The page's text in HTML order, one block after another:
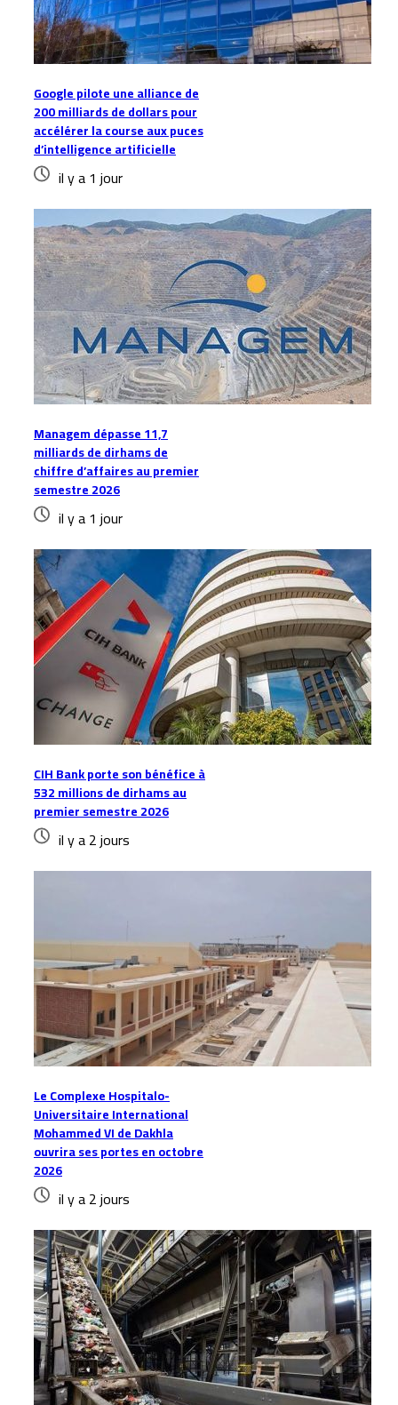
Google pilote une alliance de
200 milliards de dollars pour
accélérer la course aux puces
d’intelligence artificielle
il y a 1 jour
Managem dépasse 11,7
milliards de dirhams de
chiffre d’affaires au premier
semestre 2026
il y a 1 jour
CIH Bank porte son bénéfice à
532 millions de dirhams au
premier semestre 2026
il y a 2 jours
Le Complexe Hospitalo-
Universitaire International
Mohammed VI de Dakhla
ouvrira ses portes en octobre
2026
il y a 2 jours